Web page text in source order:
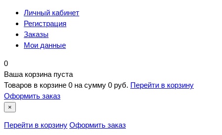
Личный кабинет
Регистрация
Заказы
Мои данные
0
Ваша корзина пуста
Товаров в корзине 0 на сумму 0 руб. Перейти в корзину
Оформить заказ
×
Перейти в корзину Оформить заказ